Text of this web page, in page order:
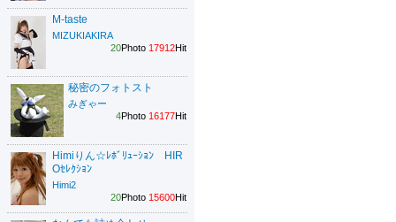
M-taste
MIZUKIAKIRA
20Photo 17912Hit
秘密のフォトスト
みぎゃー
4Photo 16177Hit
Himiりん☆ﾚﾎﾞﾘｭｰｼｮﾝ HIR
Oｾﾚｸｼｮﾝ
Himi2
20Photo 15600Hit